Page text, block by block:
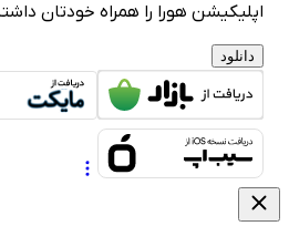
هورا را همراه خودتان داشته
دانلود